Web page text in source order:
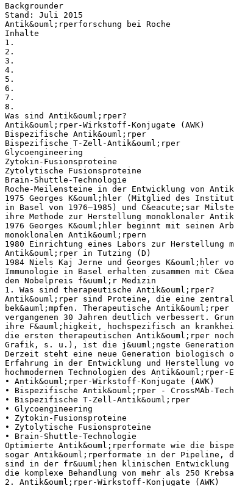
Backgrounder
Stand: Juli 2015
Antik&ouml;rperforschung bei Roche
Inhalte
1.
2.
3.
4.
5.
6.
7.
8.
Was sind Antik&ouml;rper?
Antik&ouml;rper-Wirkstoff-Konjugate (AWK)
Bispezifische Antik&ouml;rper
Bispezifische T-Zell-Antik&ouml;rper
Glycoengineering
Zytokin-Fusionsproteine
Zytolytische Fusionsproteine
Brain-Shuttle-Technologie
Roche-Meilensteine in der Entwicklung von
1975 Georges K&ouml;hler (Mitglied des
in Basel von 1976–1985) und C&eacute;sar
ihre Methode zur Herstellung monoklonaler
1976 Georges K&ouml;hler beginnt mit seinen
monoklonalen Antik&ouml;rpern
1980 Einrichtung eines Labors zur Herstellung
Antik&ouml;rper in Tutzing (D)
1984 Niels Kaj Jerne und Georges K&ouml;hler
Immunologie in Basel erhalten zusammen mit
den Nobelpreis f&uuml;r Medizin
1. Was sind therapeutische Antik&ouml;rper?
Antik&ouml;rper sind Proteine, die eine zentrale
bek&auml;mpfen. Therapeutische
vergangenen 30 Jahren deutlich verbessert.
ihre F&auml;higkeit, hochspezifisch an
die ersten therapeutischen Antik&ouml;rper
Grafik, s. u.), ist die j&uuml;ngste Generation
Derzeit steht eine neue Generation biologisch
Erfahrung in der Entwicklung und Herstellung
hochmodernen Technologien des
• Antik&ouml;rper-Wirkstoff-Konjugate (AWK)
• Bispezifische Antik&ouml;rper - CrossMAb-
• Bispezifische T-Zell-Antik&ouml;rper
• Glycoengineering
• Zytokin-Fusionsproteine
• Zytolytische Fusionsproteine
• Brain-Shuttle-Technologie
Optimierte Antik&ouml;rperformate wie die
sogar Antik&ouml;rperformate in der Pipeline,
sind in der fr&uuml;hen klinischen Entwicklung
die komplexe Behandlung von mehr als 250
2. Antik&ouml;rper-Wirkstoff-Konjugate (AWK)